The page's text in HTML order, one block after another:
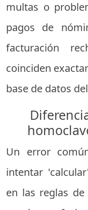
multas o
pagos de
facturación
coinciden
base de datos del
Un error
intentar
en las reglas